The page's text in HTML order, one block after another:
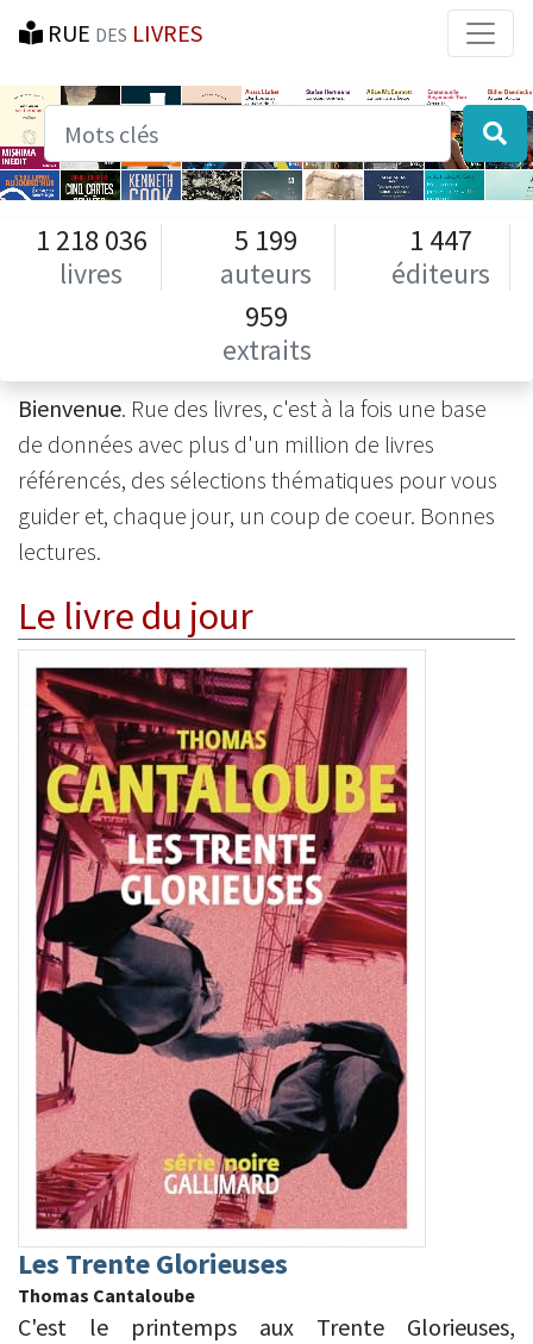
RUE DES LIVRES
Mots-clés
1 218 036
livres
5 199
auteurs
1 447
éditeurs
959
extraits
Bienvenue. Rue des livres, c'est à la fois une base
de données avec plus d'un million de livres
référencés, des sélections thématiques pour vous
guider et, chaque jour, un coup de coeur. Bonnes
lectures.
Le livre du jour
Les Trente Glorieuses
Thomas Cantaloube
C'est le printemps aux Trente Glorieuses,